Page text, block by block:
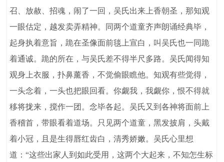
召、放赦、招魂，闹了一回，吴氏出来上香朝圣，那知观
一眼估定，越发卖弄精神。同两个道童齐声朗诵经典毕，
起身执着意旨，跪在圣像面前毯上宣白，叫吴氏也一同跪
着通诚。跪的所在，与吴氏差不得半尺多路。吴氏闻得知
观身上衣服，扑鼻薰香，不觉偷眼瞧他。知观有些觉得，
一头念着，一头也把眼回看。你觑我，我觑你，恨不得就
移将拢来，搅作一团。念毕各起。吴氏又到各神将面前上
香稽首，带眼看着道场。只见两个道童，黑发披肩，头戴
着小冠，且是生得唇红齿白，清秀娇嫩。吴氏心里想
道：“这些出家人到如此受用，这两个大起来，不知怎生标